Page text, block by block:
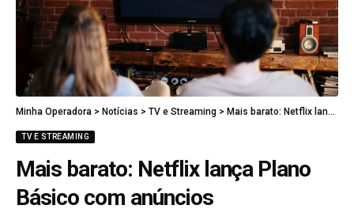
Minha Operadora > Notícias > TV e Streaming > Mais barato: Netflix lança Plano Básico com anúncios
TV E STREAMING
Mais barato: Netflix lança Plano
Básico com anúncios